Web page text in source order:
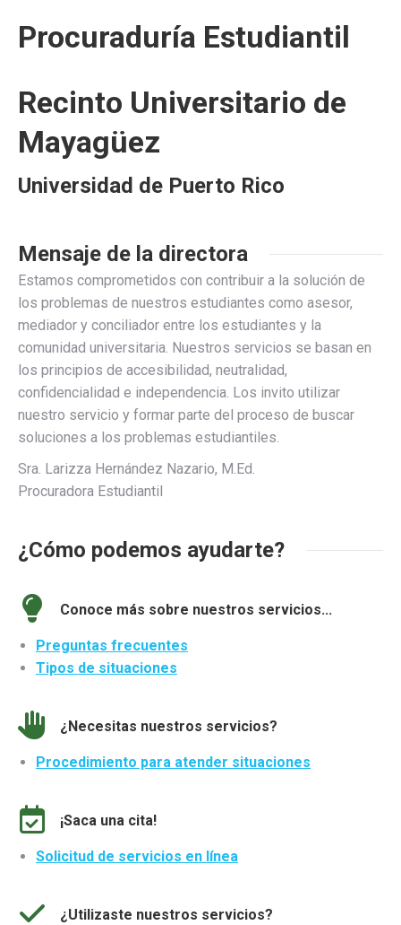
Procuraduría Estudiantil
Recinto Universitario de
Mayagüez
Universidad de Puerto Rico
Mensaje de la directora
Estamos comprometidos con contribuir a la solución de
los problemas de nuestros estudiantes como asesor,
mediador y conciliador entre los estudiantes y la
comunidad universitaria. Nuestros servicios se basan en
los principios de accesibilidad, neutralidad,
confidencialidad e independencia. Los invito utilizar
nuestro servicio y formar parte del proceso de buscar
soluciones a los problemas estudiantiles.
Sra. Larizza Hernández Nazario, M.Ed.
Procuradora Estudiantil
¿Cómo podemos ayudarte?
Conoce más sobre nuestros servicios...
Preguntas frecuentes
Tipos de situaciones
¿Necesitas nuestros servicios?
Procedimiento para atender situaciones
¡Saca una cita!
Solicitud de servicios en línea
¿Utilizaste nuestros servicios?